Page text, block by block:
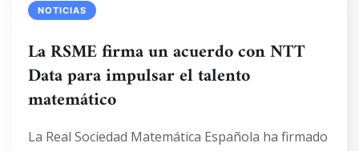
NOTICIAS
La RSME firma un acuerdo con NTT
Data para impulsar el talento
matemático
La Real Sociedad Matemática Española ha firmado